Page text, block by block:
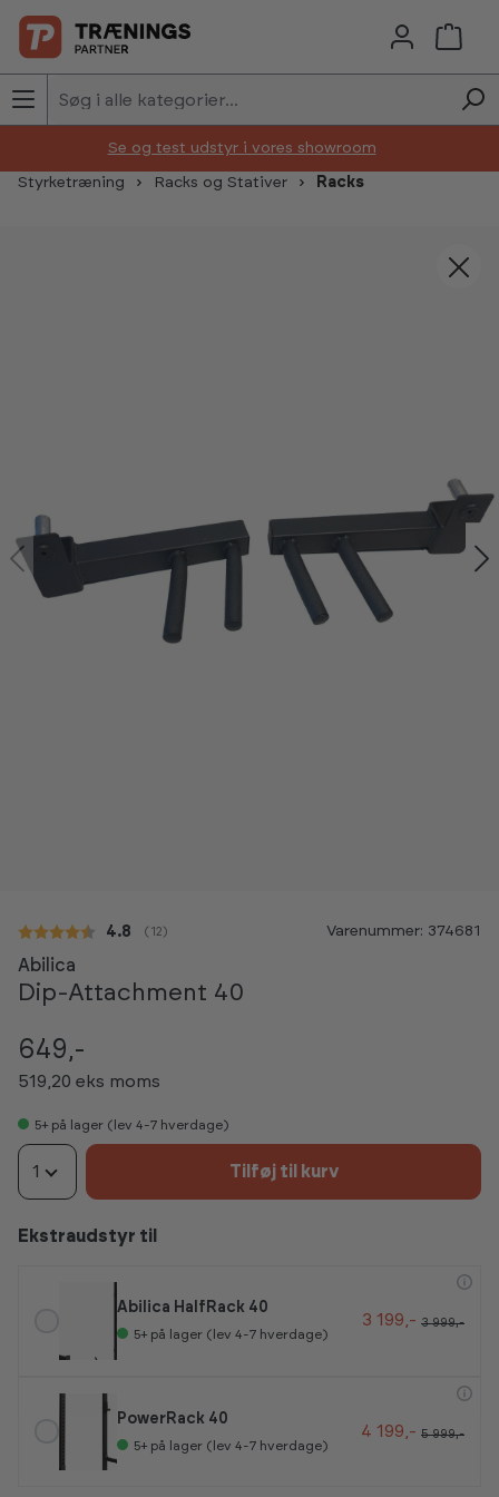
Skip to main content
Se og test udstyr i vores showroom
Styrketræning Racks og Stativer Racks
Gennemsnitlig vurdering:
4.8 ( stemmer:
12 ) Varenummer: 374681
Abilica
Dip-Attachment 40
649,-
519,20 eks moms
5+ på lager (lev 4-7 hverdage)
1 Tilføj til kurv
Ekstraudstyr til
Abilica HalfRack 40
5+ på lager (lev 4-7 hverdage)
3 199,- 3 999,-
PowerRack 40
5+ på lager (lev 4-7 hverdage)
4 199,- 5 999,-